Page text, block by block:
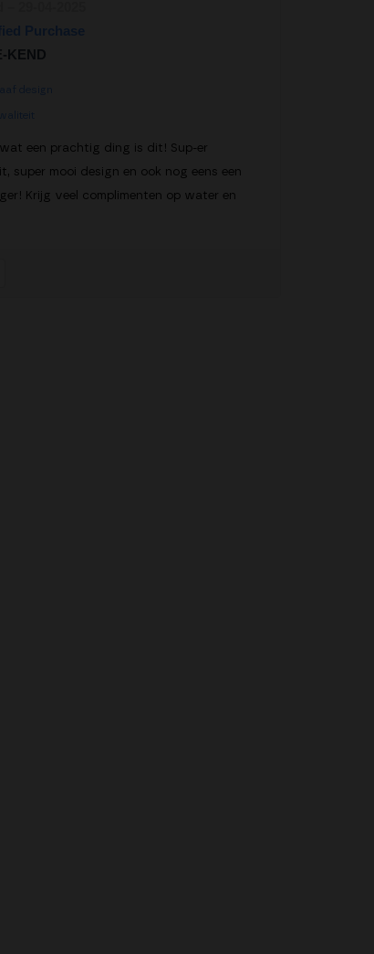
KEND
een prachtig ding is dit! Sup-er
super mooi design en ook nog eens een
Krijg veel complimenten op water en